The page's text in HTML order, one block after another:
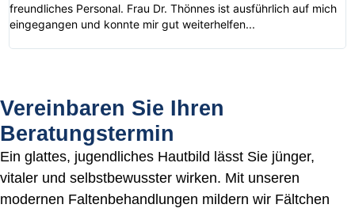
freundliches Personal. Frau Dr. Thönnes ist ausführlich auf mich
eingegangen und konnte mir gut weiterhelfen...
Vereinbaren Sie Ihren
Beratungstermin
Ein glattes, jugendliches Hautbild lässt Sie jünger,
vitaler und selbstbewusster wirken. Mit unseren
modernen Faltenbehandlungen mildern wir Fältchen